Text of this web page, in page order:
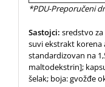
*PDU-Preporučeni
Sastojci: sredstvo
suvi ekstrakt korena
standardizovan na
maltodekstrin];
šelak; boja: gvožđe